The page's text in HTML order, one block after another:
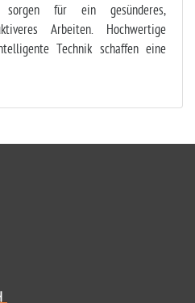
sorgen für ein gesünderes,
Arbeiten. Hochwertige
Technik schaffen eine